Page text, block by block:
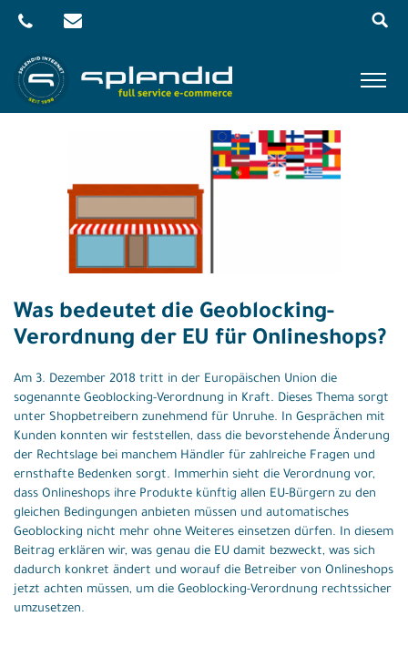
Skip
Menu
Agentur
Shop
Was bedeutet die Geoblocking-
Verordnung der EU für Onlineshops?
Am 3. Dezember 2018 tritt in der Europäischen Union die
sogenannte Geoblocking-Verordnung in Kraft. Dieses Thema sorgt
unter Shopbetreibern zunehmend für Unruhe. In Gesprächen mit
Kunden konnten wir feststellen, dass die bevorstehende Änderung
der Rechtslage bei manchem Händler für zahlreiche Fragen und
ernsthafte Bedenken sorgt. Immerhin sieht die Verordnung vor,
dass Onlineshops ihre Produkte künftig allen EU-Bürgern zu den
gleichen Bedingungen anbieten müssen und automatisches
Geoblocking nicht mehr ohne Weiteres einsetzen dürfen. In diesem
Beitrag erklären wir, was genau die EU damit bezweckt, was sich
dadurch konkret ändert und worauf die Betreiber von Onlineshops
jetzt achten müssen, um die Geoblocking-Verordnung rechtssicher
umzusetzen.